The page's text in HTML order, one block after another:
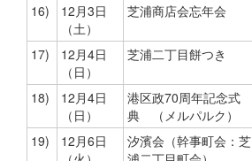
16)
12月3日
（土）
芝浦商店会忘年会
17)
12月4日
（日）
芝浦二丁目餅つき
18)
12月4日
（日）
港区政70周年記念式
典 （メルパルク）
19)
12月6日
汐濱会（幹事町会：芝